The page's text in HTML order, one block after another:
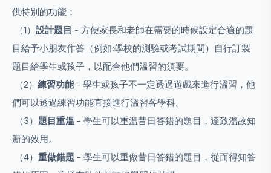
供特別的功能：
（1） 設計題目 - 方便家長和老師在需要的時候設定合適的題
目給予小朋友作答（例如:學校的測驗或考試期間）自行訂製
題目給學生或孩子，以配合他們溫習的須要。
（2） 練習功能 - 學生或孩子不一定透過遊戲來進行溫習，他
們可以透過練習功能直接進行溫習各學科。
（3） 題目重溫 - 學生可以重溫昔日答錯的題目，達致溫故知
新的效用。
（4） 重做錯題 - 學生可以重做昔日答錯的題目，從而得知答